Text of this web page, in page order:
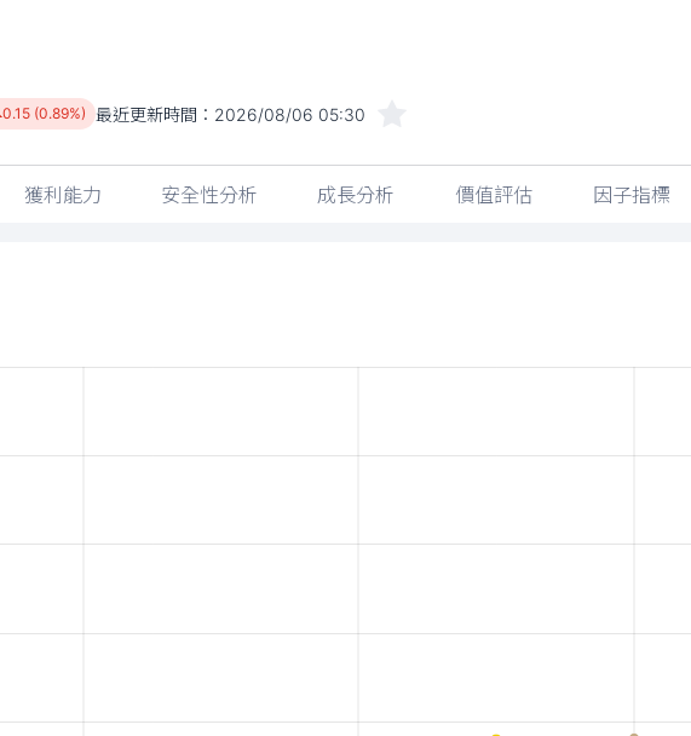
0.15 (0.89%) 最近更新時間： 2026/08/06 05:30
獲利能力 安全性分析 成長分析 價值評估 因子指標